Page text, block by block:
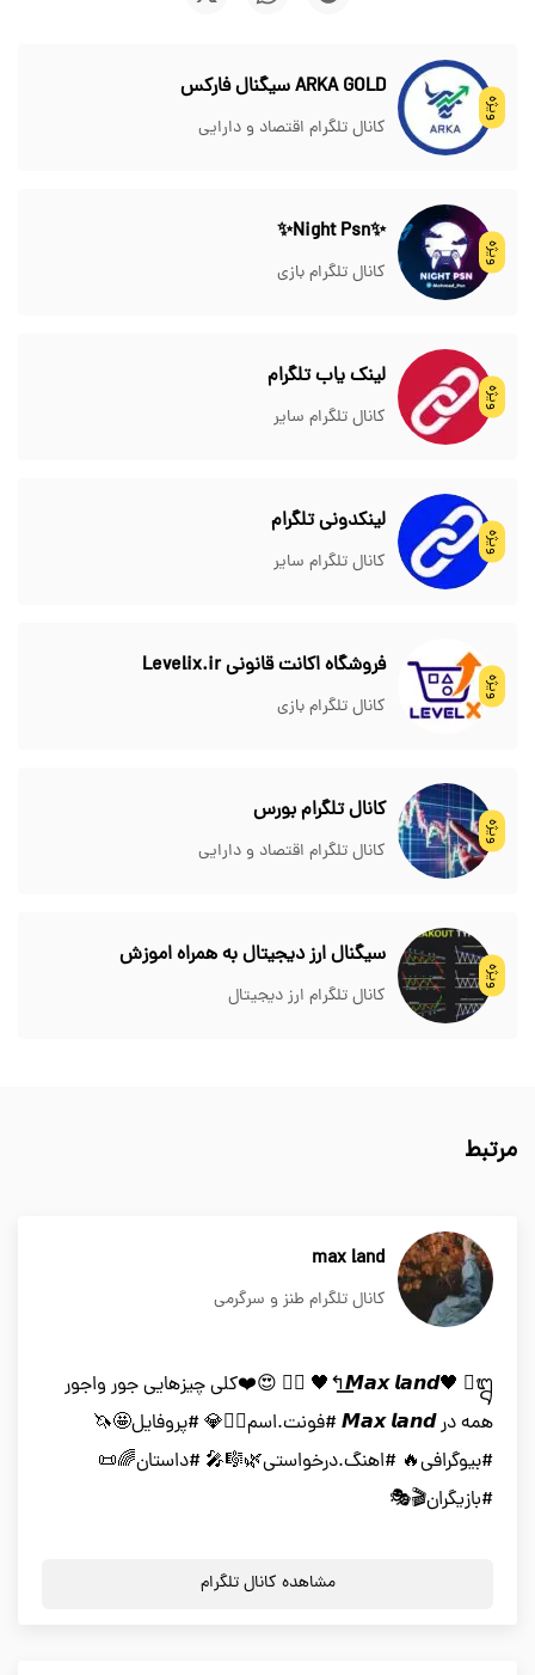
ویژه
ARKA GOLD سیگنال فارکس
کانال تلگرام اقتصاد و دارایی
ویژه
✨Night Psn✨
کانال تلگرام بازی
ویژه
لینک یاب تلگرام
کانال تلگرام سایر
ویژه
لینکدونی تلگرام
کانال تلگرام سایر
ویژه
فروشگاه اکانت قانونی Levelix.ir
کانال تلگرام بازی
ویژه
کانال تلگرام بورس
کانال تلگرام اقتصاد و دارایی
ویژه
سیگنال ارز دیجیتال به همراه اموزش
کانال تلگرام ارز دیجیتال
مرتبط
max land
کانال تلگرام طنز و سرگرمی
ᬍ⃟ 🖤↰͟͟𝙈𝙖𝙭 𝙡𝙖𝙣𝙙🖤 ⃟ᬍ 😍❤️کلی چیزهایی جور واجور
همه در 𝙈𝙖𝙭 𝙡𝙖𝙣𝙙 #فونت.اسم👱‍♀️💎 #پروفایل🤩🦄
#بیوگرافی🔥 #اهنگ.درخواستی🌿🎼🎤 #داستان🌈📜
#بازیگران🎬🎭
مشاهده کانال تلگرام